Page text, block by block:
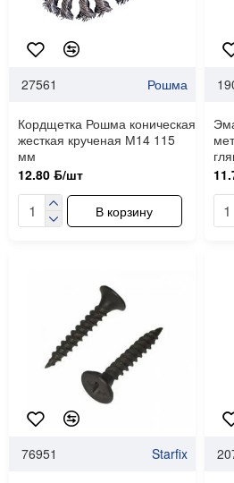
27561 Рошма
Кордщетка Рошма коническая
жесткая крученая М14 115
мм
12.80 ƃ/шт
В корзину
76951 Starfix